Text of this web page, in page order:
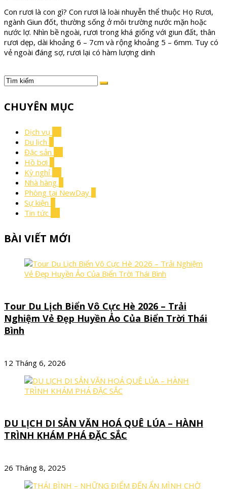
Con rươi là con gì? Con rươi là loài nhuyễn thể thuộc Họ Rươi,
ngành Giun đốt, thường sống ở môi trường nước mặn hoặc
nước lợ. Nhìn bề ngoài, rươi trong khá giống với giun đất, thân
rươi dẹp, dài khoảng 6 – 7cm và rộng khoảng 5 – 6mm. Tuy có
vẻ ngoài đáng sợ, rươi lại có hàm lượng dinh
CHUYÊN MỤC
Dịch vụ
Du lịch
Đặc sản
Hồ bơi
Kỳ nghỉ
Nhà hàng
Phòng tại NewDay
Sự kiện
Tin tức
BÀI VIẾT MỚI
Tour Du Lịch Biển Vô Cực Hè 2026 – Trải
Nghiệm Vẻ Đẹp Huyền Ảo Của Biển Trời Thái
Bình
12 Tháng 6, 2026
DU LỊCH DI SẢN VĂN HOÁ QUÊ LÚA – HÀNH
TRÌNH KHÁM PHÁ ĐẶC SẮC
26 Tháng 8, 2025